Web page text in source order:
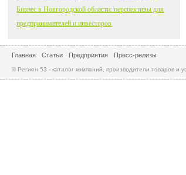
Бизнес в Новгородской области: перспективы для
предпринимателей и инвесторов
Главная Статьи Предприятия Пресс-релизы
© Регион 53 - каталог компаний, производители товаров и